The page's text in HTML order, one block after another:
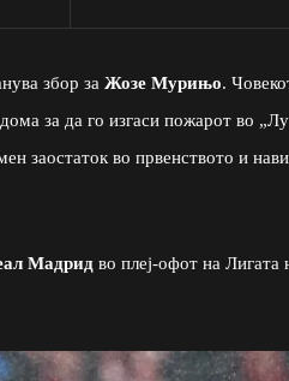
збор за Жозе Мурињо.
дома за да го изгаси пожарот во
заостаток во првенството и
Мадрид во плеј-офот на